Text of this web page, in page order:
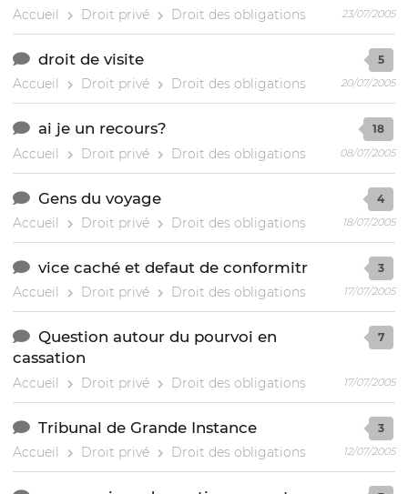
Accueil Droit privé Droit des obligations 23/07/2005
droit de visite
Accueil Droit privé Droit des obligations
5
20/07/2005
ai je un recours?
Accueil Droit privé Droit des obligations
18
08/07/2005
Gens du voyage
Accueil Droit privé Droit des obligations
4
18/07/2005
vice caché et defaut de conformitr
Accueil Droit privé Droit des obligations
3
17/07/2005
Question autour du pourvoi en
cassation
Accueil Droit privé Droit des obligations
7
17/07/2005
Tribunal de Grande Instance
Accueil Droit privé Droit des obligations
3
12/07/2005